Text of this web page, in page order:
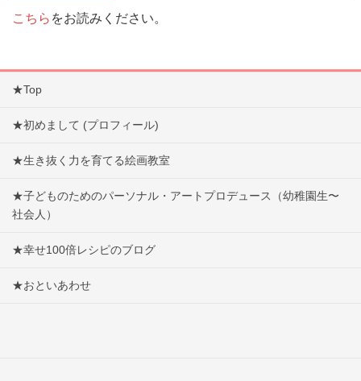
こちら をお読みください。
★Top
★初めまして (プロフィール)
★生き抜く力を育てる絵画教室
★子どものためのパーソナル・アートプロデュース（幼稚園生〜
社会人）
★幸せ100倍レシピのブログ
★おといあわせ